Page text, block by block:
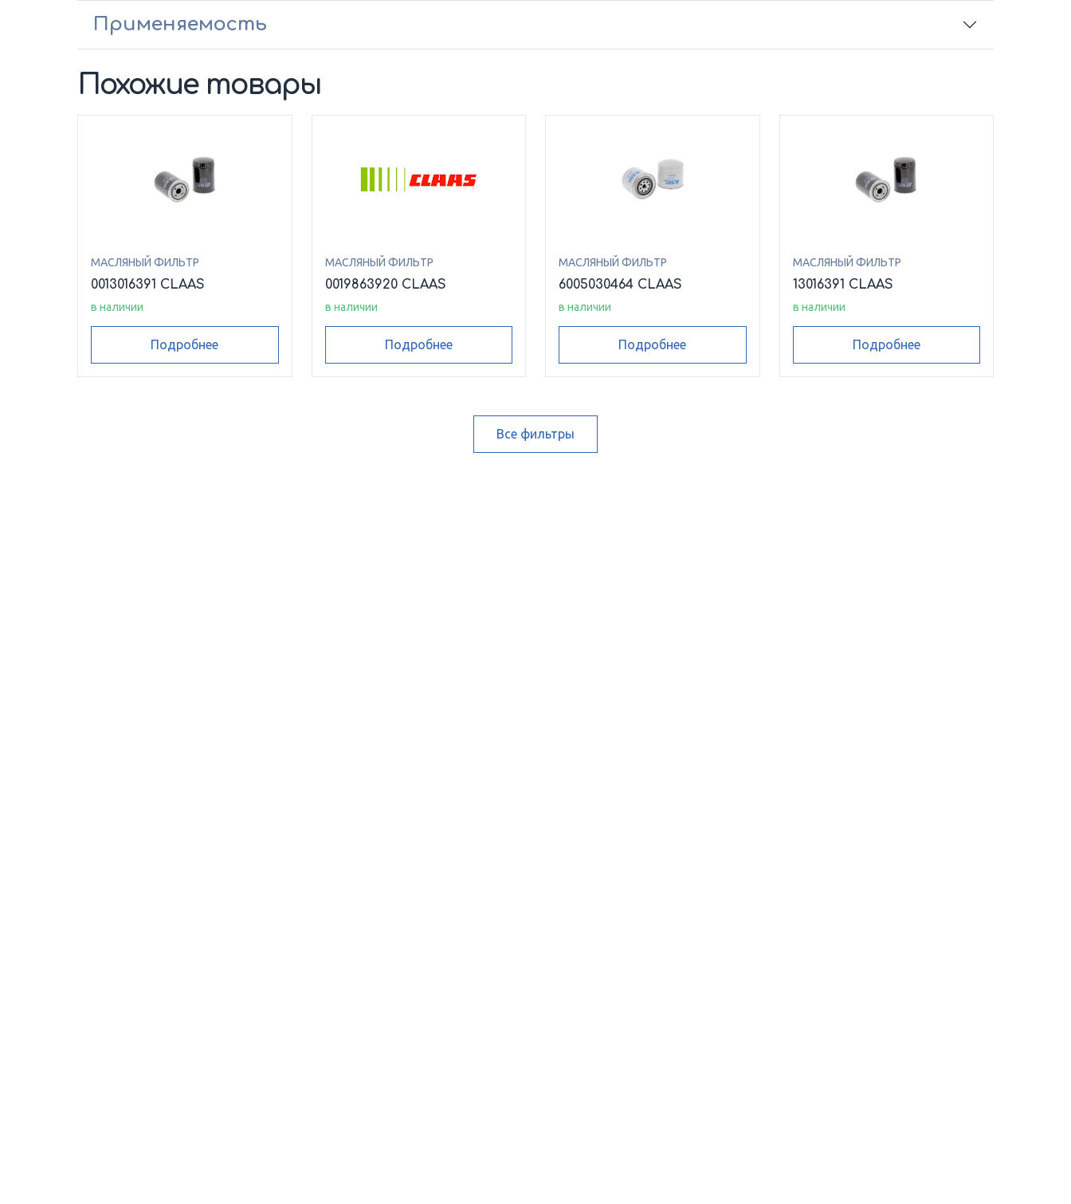
Применяемость
Похожие товары
МАСЛЯНЫЙ ФИЛЬТР
0013016391 CLAAS
в наличии
Подробнее
МАСЛЯНЫЙ ФИЛЬТР
0019863920 CLAAS
в наличии
Подробнее
МАСЛЯНЫЙ ФИЛЬТР
6005030464 CLAAS
в наличии
Подробнее
МАСЛЯНЫЙ ФИЛЬТР
13016391 CLAAS
в наличии
Подробнее
Все фильтры